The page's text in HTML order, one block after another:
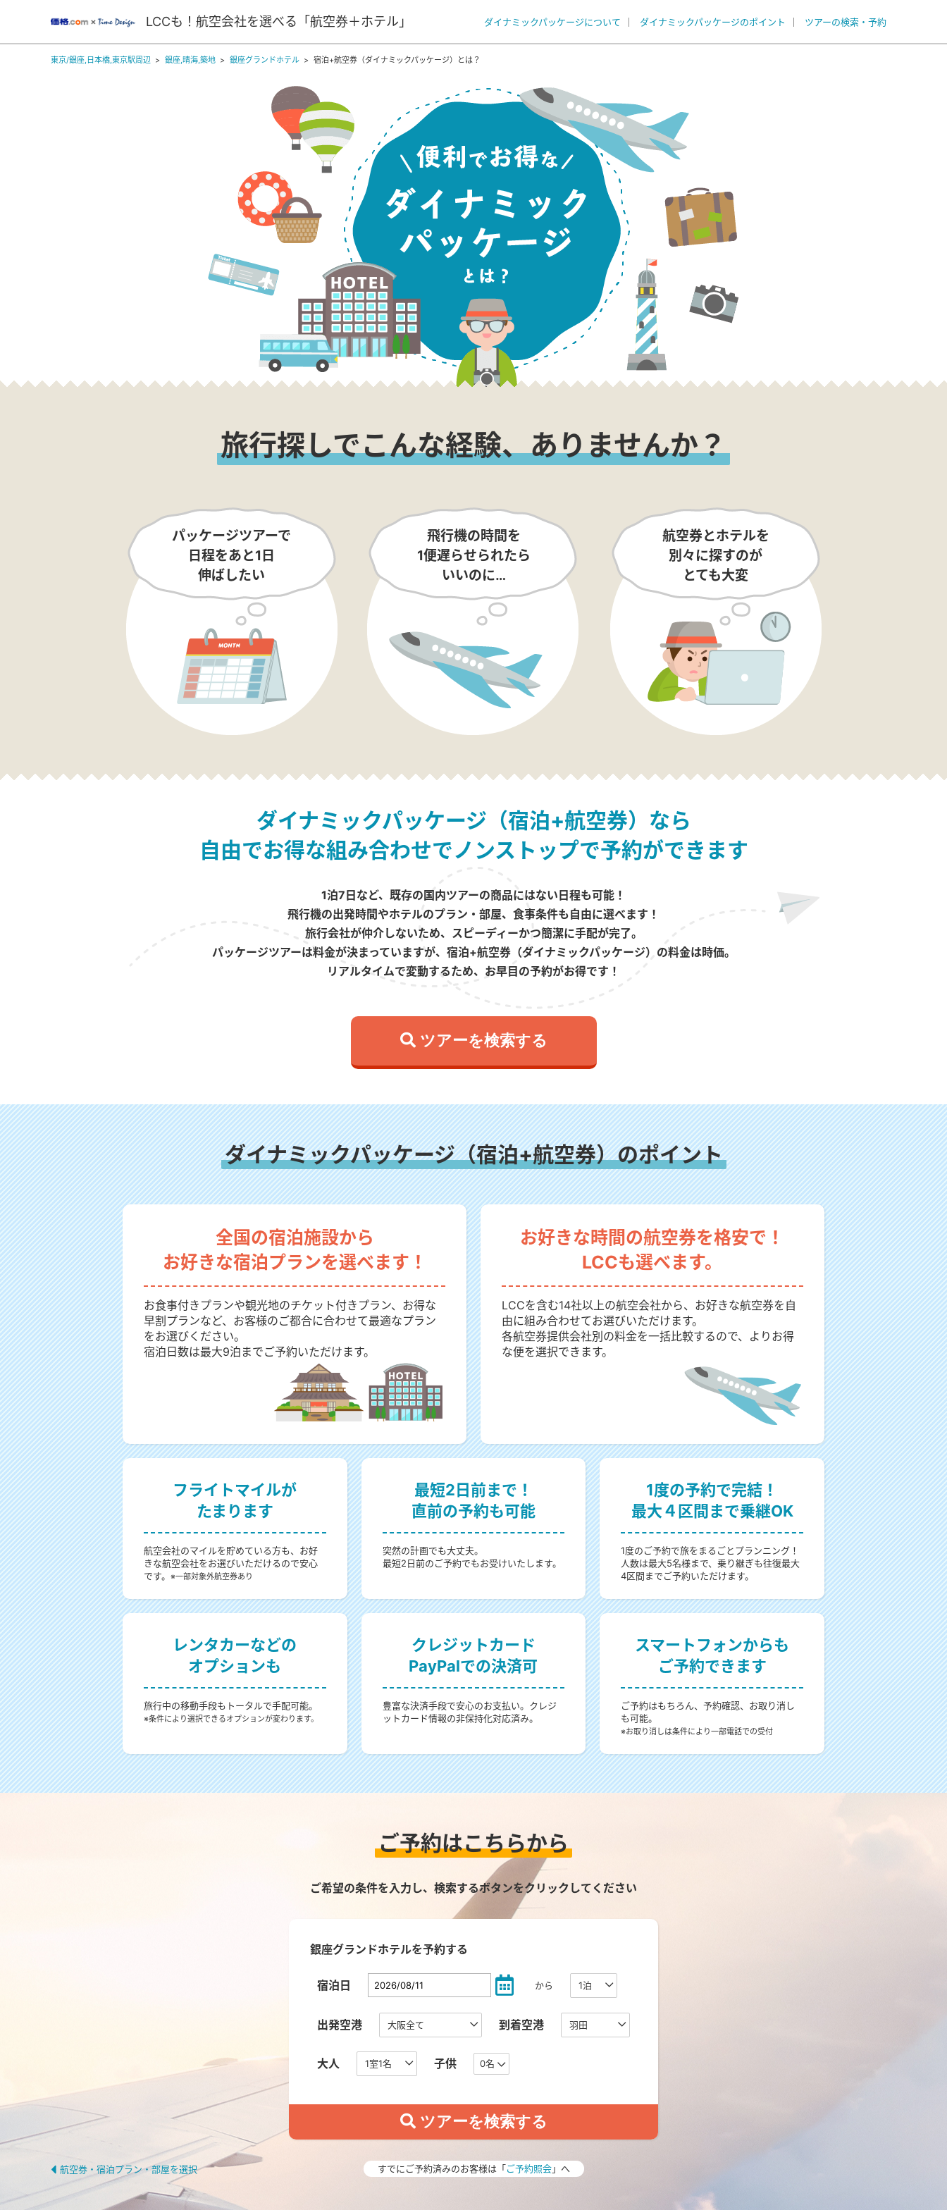
LCCも！航空会社を選べる「航空券＋ホテル」 ダイナミックパッケージについて ダイナミックパッケージのポイント ツアーの検索・予約
東京/銀座,日本橋,東京駅周辺 銀座,晴海,築地 銀座グランドホテル 宿泊+航空券（ダイナミックパッケージ）とは？
旅行探しでこんな経験、ありませんか？
パッケージツアーで
日程をあと1日
伸ばしたい
飛行機の時間を
1便遅らせられたら
いいのに…
航空券とホテルを
別々に探すのが
とても大変
ダイナミックパッケージ（宿泊+航空券）なら
自由でお得な組み合わせでノンストップで予約ができます
1泊7日など、既存の国内ツアーの商品にはない日程も可能！
飛行機の出発時間やホテルのプラン・部屋、食事条件も自由に選べます！
旅行会社が仲介しないため、スピーディーかつ簡潔に手配が完了。
パッケージツアーは料金が決まっていますが、宿泊+航空券（ダイナミックパッケージ）の料金は時価。
リアルタイムで変動するため、お早目の予約がお得です！
 ツアーを検索する
ダイナミックパッケージ（宿泊+航空券）のポイント
全国の宿泊施設から
お好きな宿泊プランを選べます！
お食事付きプランや観光地のチケット付きプラン、お得な
早割プランなど、お客様のご都合に合わせて最適なプラン
をお選びください。
宿泊日数は最大9泊までご予約いただけます。
お好きな時間の航空券を格安で！
LCCも選べます。
LCCを含む14社以上の航空会社から、お好きな航空券を自
由に組み合わせてお選びいただけます。
各航空券提供会社別の料金を一括比較するので、よりお得
な便を選択できます。
フライトマイルが
たまります
航空会社のマイルを貯めている方も、お好
きな航空会社をお選びいただけるので安心
です。 ※一部対象外航空券あり
最短2日前まで！
直前の予約も可能
突然の計画でも大丈夫。
最短2日前のご予約でもお受けいたします。
1度の予約で完結！
最大４区間まで乗継OK
1度のご予約で旅をまるごとプランニング！
人数は最大5名様まで、乗り継ぎも往復最大
4区間までご予約いただけます。
レンタカーなどの
オプションも
旅行中の移動手段もトータルで手配可能。
※条件により選択できるオプションが変わります。
クレジットカード
PayPalでの決済可
豊富な決済手段で安心のお支払い。クレジ
ットカード情報の非保持化対応済み。
スマートフォンからも
ご予約できます
ご予約はもちろん、予約確認、お取り消し
も可能。
※お取り消しは条件により一部電話での受付
ご予約はこちらから
ご希望の条件を入力し、検索するボタンをクリックしてください
銀座グランドホテルを予約する
宿泊日 から
出発空港 到着空港
大人 子供 0名
航空券・宿泊プラン・部屋を選択 すでにご予約済みのお客様は「ご予約照会」へ